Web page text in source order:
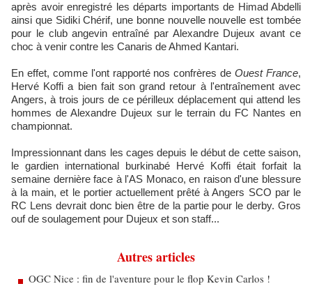
après avoir enregistré les départs importants de Himad Abdelli
ainsi que Sidiki Chérif, une bonne nouvelle nouvelle est tombée
pour le club angevin entraîné par Alexandre Dujeux avant ce
choc à venir contre les Canaris de Ahmed Kantari.
En effet, comme l'ont rapporté nos confrères deOuest France,
Hervé Koffi a bien fait son grand retour à l'entraînement avec
Angers, à trois jours de ce périlleux déplacement qui attend les
hommes de Alexandre Dujeux sur le terrain du FC Nantes en
championnat.
Impressionnant dans les cages depuis le début de cette saison,
le gardien international burkinabé Hervé Koffi était forfait la
semaine dernière face à l'AS Monaco, en raison d'une blessure
à la main, et le portier actuellement prêté à Angers SCO par le
RC Lens devrait donc bien être de la partie pour le derby. Gros
ouf de soulagement pour Dujeux et son staff...
Autres articles
OGC Nice : fin de l'aventure pour le flop Kevin Carlos !